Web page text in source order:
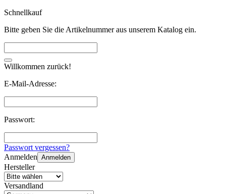
Schnellkauf
Bitte geben Sie die Artikelnummer aus unserem Katalog ein.
Willkommen zurück!
E-Mail-Adresse:
Passwort:
Passwort vergessen?
Anmelden Anmelden
Hersteller
Versandland